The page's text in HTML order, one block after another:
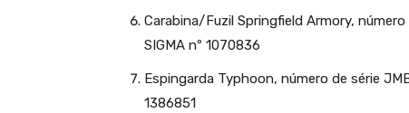
Carabina/Fuzil Springfield Armory,
SIGMA nº 1070836
Espingarda Typhoon, número de série
1386851